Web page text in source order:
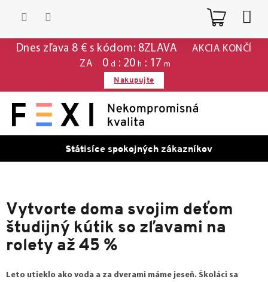
Dnes zľava 8 € s kódom: 8ZLAVA
AKCIA KONČÍ
ZA
0 d 20 h 17 m
Nakupujte
Státisíce spokojných zákazníkov
Vytvorte doma svojim deťom
študijný kútik so zľavami na
rolety až 45 %
Leto utieklo ako voda a za dverami máme jeseň. Školáci sa